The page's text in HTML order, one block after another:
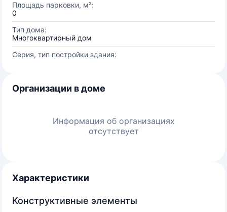
Площадь парковки, м²:
0
Тип дома:
Многоквартирный дом
Серия, тип постройки здания:
Организации в доме
Информация об организациях
отсутствует
Характеристики
Конструктивные элементы